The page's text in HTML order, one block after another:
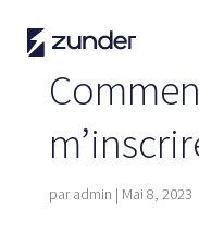
Application Zunder
Comment charger ?
paradmin | Mai 8, 2023